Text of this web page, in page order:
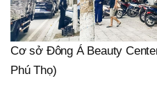
Cơ sở Đông Á Beauty
Phú Thọ)